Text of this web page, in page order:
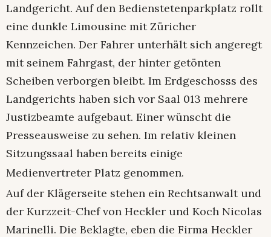
Landgericht. Auf den Bedienstetenparkplatz rollt
eine dunkle Limousine mit Züricher
Kennzeichen. Der Fahrer unterhält sich angeregt
mit seinem Fahrgast, der hinter getönten
Scheiben verborgen bleibt. Im Erdgeschosss des
Landgerichts haben sich vor Saal 013 mehrere
Justizbeamte aufgebaut. Einer wünscht die
Presseausweise zu sehen. Im relativ kleinen
Sitzungssaal haben bereits einige
Medienvertreter Platz genommen.
Auf der Klägerseite stehen ein Rechtsanwalt und
der Kurzzeit-Chef von Heckler und Koch Nicolas
Marinelli. Die Beklagte, eben die Firma Heckler